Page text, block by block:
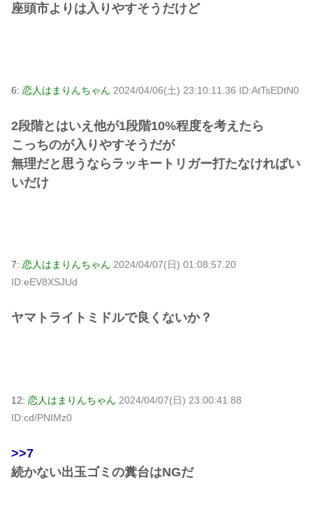
座頭市よりは入りやすそうだけど
6: 恋人はまりんちゃん 2024/04/06(土) 23:10:11.36 ID:AtTsEDtN0
2段階とはいえ他が1段階10%程度を考えたら
こっちのが入りやすそうだが
無理だと思うならラッキートリガー打たなければい
いだけ
7: 恋人はまりんちゃん 2024/04/07(日) 01:08:57.20
ID:eEV8XSJUd
ヤマトライトミドルで良くないか？
12: 恋人はまりんちゃん 2024/04/07(日) 23:00:41.88
ID:cd/PNIMz0
>>7
続かない出玉ゴミの糞台はNGだ